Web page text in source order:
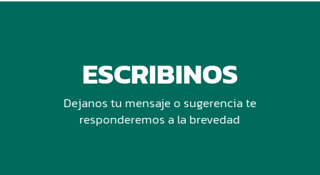
ESCRIBINOS
Dejanos tu mensaje o sugerencia te
responderemos a la brevedad